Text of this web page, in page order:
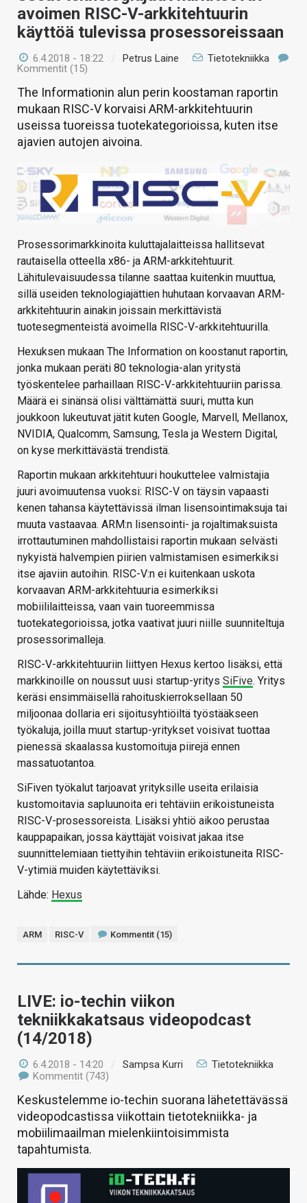
avoimen RISC-V-arkkitehtuurin
käyttöä tulevissa prosessoreissaan
6.4.2018 - 18:22 / Petrus Laine
Tietotekniikka
Kommentit (15)
The Informationin alun perin koostaman raportin
mukaan RISC-V korvaisi ARM-arkkitehtuurin
useissa tuoreissa tuotekategorioissa, kuten itse
ajavien autojen aivoina.
Prosessorimarkkinoita kuluttajalaitteissa hallitsevat
rautaisella otteella x86- ja ARM-arkkitehtuurit.
Lähitulevaisuudessa tilanne saattaa kuitenkin muuttua,
sillä useiden teknologiajättien huhutaan korvaavan ARM-
arkkitehtuurin ainakin joissain merkittävistä
tuotesegmenteistä avoimella RISC-V-arkkitehtuurilla.
Hexuksen mukaan The Information on koostanut raportin,
jonka mukaan peräti 80 teknologia-alan yritystä
työskentelee parhaillaan RISC-V-arkkitehtuuriin parissa.
Määrä ei sinänsä olisi välttämättä suuri, mutta kun
joukkoon lukeutuvat jätit kuten Google, Marvell, Mellanox,
NVIDIA, Qualcomm, Samsung, Tesla ja Western Digital,
on kyse merkittävästä trendistä.
Raportin mukaan arkkitehtuuri houkuttelee valmistajia
juuri avoimuutensa vuoksi: RISC-V on täysin vapaasti
kenen tahansa käytettävissä ilman lisensointimaksuja tai
muuta vastaavaa. ARM:n lisensointi- ja rojaltimaksuista
irrottautuminen mahdollistaisi raportin mukaan selvästi
nykyistä halvempien piirien valmistamisen esimerkiksi
itse ajaviin autoihin. RISC-V:n ei kuitenkaan uskota
korvaavan ARM-arkkitehtuuria esimerkiksi
mobiililaitteissa, vaan vain tuoreemmissa
tuotekategorioissa, jotka vaativat juuri niille suunniteltuja
prosessorimalleja.
RISC-V-arkkitehtuuriin liittyen Hexus kertoo lisäksi, että
markkinoille on noussut uusi startup-yritys SiFive. Yritys
keräsi ensimmäisellä rahoituskierroksellaan 50
miljoonaa dollaria eri sijoitusyhtiöiltä työstääkseen
työkaluja, joilla muut startup-yritykset voisivat tuottaa
pienessä skaalassa kustomoituja piirejä ennen
massatuotantoa.
SiFiven työkalut tarjoavat yrityksille useita erilaisia
kustomoitavia sapluunoita eri tehtäviin erikoistuneista
RISC-V-prosessoreista. Lisäksi yhtiö aikoo perustaa
kauppapaikan, jossa käyttäjät voisivat jakaa itse
suunnittelemiaan tiettyihin tehtäviin erikoistuneita RISC-
V-ytimiä muiden käytettäviksi.
Lähde: Hexus
ARM RISC-V Kommentit (15)
LIVE: io-techin viikon
tekniikkakatsaus videopodcast
(14/2018)
6.4.2018 - 14:20 / Sampsa Kurri
Tietotekniikka
Kommentit (743)
Keskustelemme io-techin suorana lähetettävässä
videopodcastissa viikottain tietotekniikka- ja
mobiilimaailman mielenkiintoisimmista
tapahtumista.